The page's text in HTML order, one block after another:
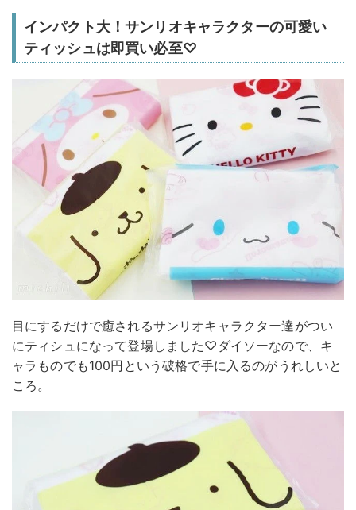
インパクト大！サンリオキャラクターの可愛い
ティッシュは即買い必至♡
目にするだけで癒されるサンリオキャラクター達がつい
にティシュになって登場しました♡ダイソーなので、キ
ャラものでも100円という破格で手に入るのがうれしいと
ころ。